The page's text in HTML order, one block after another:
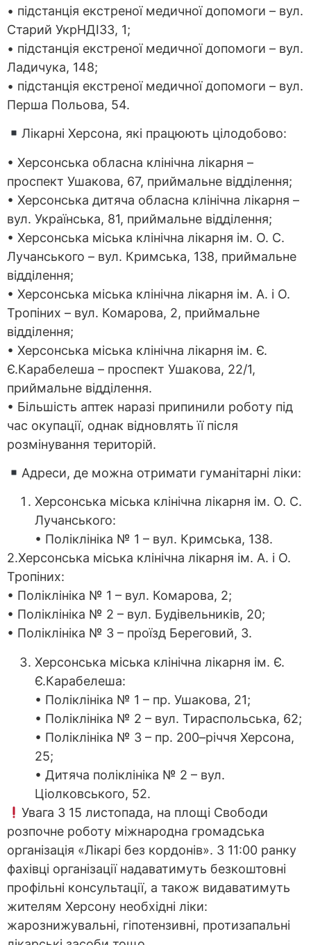
• підстанція екстреної медичної допомоги – вул.
Старий УкрНДІЗЗ, 1;
• підстанція екстреної медичної допомоги – вул.
Ладичука, 148;
• підстанція екстреної медичної допомоги – вул.
Перша Польова, 54.
Лікарні Херсона, які працюють цілодобово:
• Херсонська обласна клінічна лікарня –
проспект Ушакова, 67, приймальне відділення;
• Херсонська дитяча обласна клінічна лікарня –
вул. Українська, 81, приймальне відділення;
• Херсонська міська клінічна лікарня ім. О. С.
Лучанського – вул. Кримська, 138, приймальне
відділення;
• Херсонська міська клінічна лікарня ім. А. і О.
Тропіних – вул. Комарова, 2, приймальне
відділення;
• Херсонська міська клінічна лікарня ім. Є.
Є.Карабелеша – проспект Ушакова, 22/1,
приймальне відділення.
• Більшість аптек наразі припинили роботу під
час окупації, однак відновлять її після
розмінування територій.
Адреси, де можна отримати гуманітарні ліки:
Херсонська міська клінічна лікарня ім. О. С.
Лучанського:
• Поліклініка № 1 – вул. Кримська, 138.
2.Херсонська міська клінічна лікарня ім. А. і О.
Тропіних:
• Поліклініка № 1 – вул. Комарова, 2;
• Поліклініка № 2 – вул. Будівельників, 20;
• Поліклініка № 3 – проїзд Береговий, 3.
Херсонська міська клінічна лікарня ім. Є.
Є.Карабелеша:
• Поліклініка № 1 – пр. Ушакова, 21;
• Поліклініка № 2 – вул. Тираспольська, 62;
• Поліклініка № 3 – пр. 200–річчя Херсона,
25;
• Дитяча поліклініка № 2 – вул.
Ціолковського, 52.
Увага З 15 листопада, на площі Свободи
розпочне роботу міжнародна громадська
організація «Лікарі без кордонів». З 11:00 ранку
фахівці організації надаватимуть безкоштовні
профільні консультації, а також видаватимуть
жителям Херсону необхідні ліки:
жарознижувальні, гіпотензивні, протизапальні